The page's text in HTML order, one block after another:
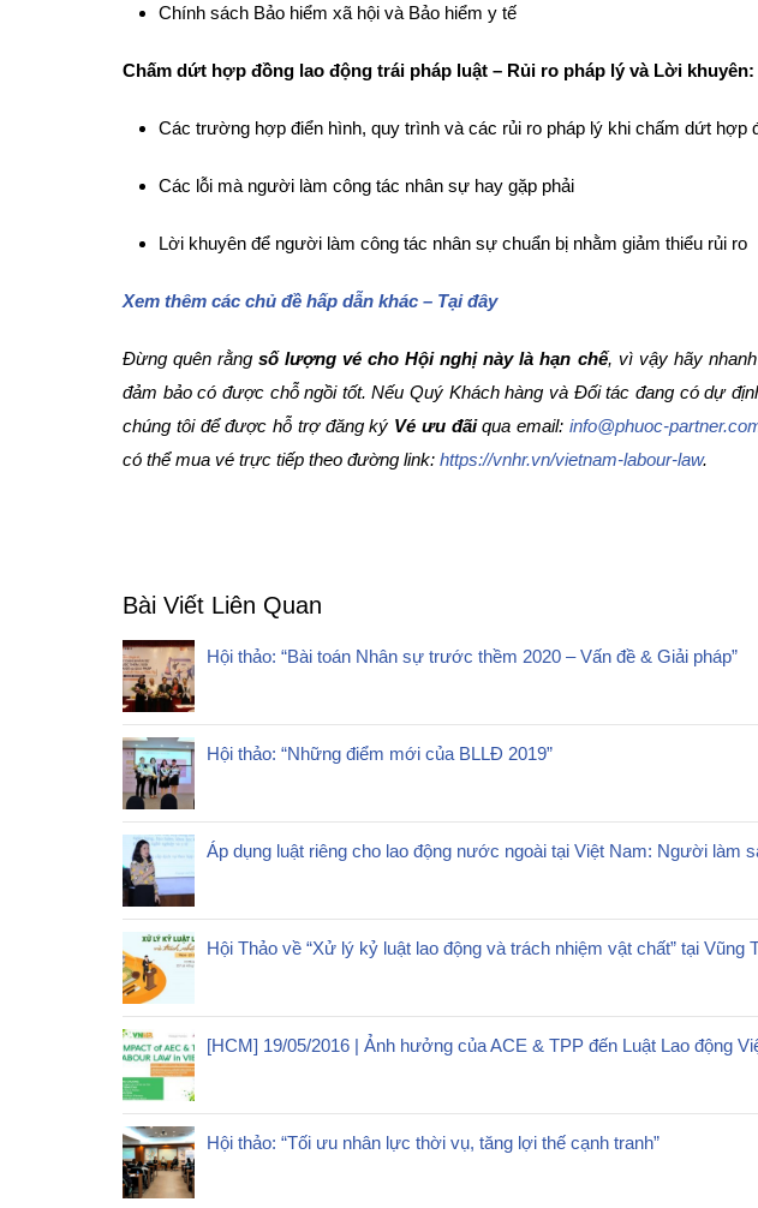
Chính sách Bảo hiểm xã hội và Bảo hiểm y tế
Chấm dứt hợp đồng lao động trái pháp luật – Rủi ro pháp lý và Lời khuyên:
Các trường hợp điển hình, quy trình và các rủi ro pháp lý khi chấm dứt hợp
Các lỗi mà người làm công tác nhân sự hay gặp phải
Lời khuyên để người làm công tác nhân sự chuẩn bị nhằm giảm thiểu rủi ro
Xem thêm các chủ đề hấp dẫn khác – Tại đây
Đừng quên rằngsố lượng vé cho Hội nghị này là hạn chế, vì vậy hãy
đảm bảo có được chỗ ngồi tốt. Nếu Quý Khách hàng và Đối tác đang có dự
chúng tôi để được hỗ trợ đăng ký Vé ưu đãiqua email: info@phuoc-
có thể mua vé trực tiếp theo đường link: https://vnhr.vn/vietnam-labour-law.
Bài Viết Liên Quan
Hội thảo: “Bài toán Nhân sự trước thềm 2020 – Vấn đề & Giải pháp”
Hội thảo: “Những điểm mới của BLLĐ 2019”
Áp dụng luật riêng cho lao động nước ngoài tại Việt Nam: Người làm
Hội Thảo về “Xử lý kỷ luật lao động và trách nhiệm vật chất” tại Vũng
[HCM] 19/05/2016 | Ảnh hưởng của ACE & TPP đến Luật Lao động
Hội thảo: “Tối ưu nhân lực thời vụ, tăng lợi thế cạnh tranh”